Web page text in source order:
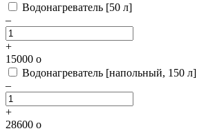
Водонагреватель [50 л]
–
+
15000 o
Водонагреватель [напольный, 150 л]
–
+
28600 o